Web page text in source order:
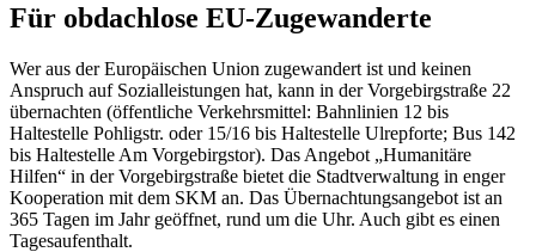
Für obdachlose EU-Zugewanderte
Wer aus der Europäischen Union zugewandert ist und keinen
Anspruch auf Sozialleistungen hat, kann in der Vorgebirgstraße 22
übernachten (öffentliche Verkehrsmittel: Bahnlinien 12 bis
Haltestelle Pohligstr. oder 15/16 bis Haltestelle Ulrepforte; Bus 142
bis Haltestelle Am Vorgebirgstor). Das Angebot „Humanitäre
Hilfen“ in der Vorgebirgstraße bietet die Stadtverwaltung in enger
Kooperation mit dem SKM an. Das Übernachtungsangebot ist an
365 Tagen im Jahr geöffnet, rund um die Uhr. Auch gibt es einen
Tagesaufenthalt.